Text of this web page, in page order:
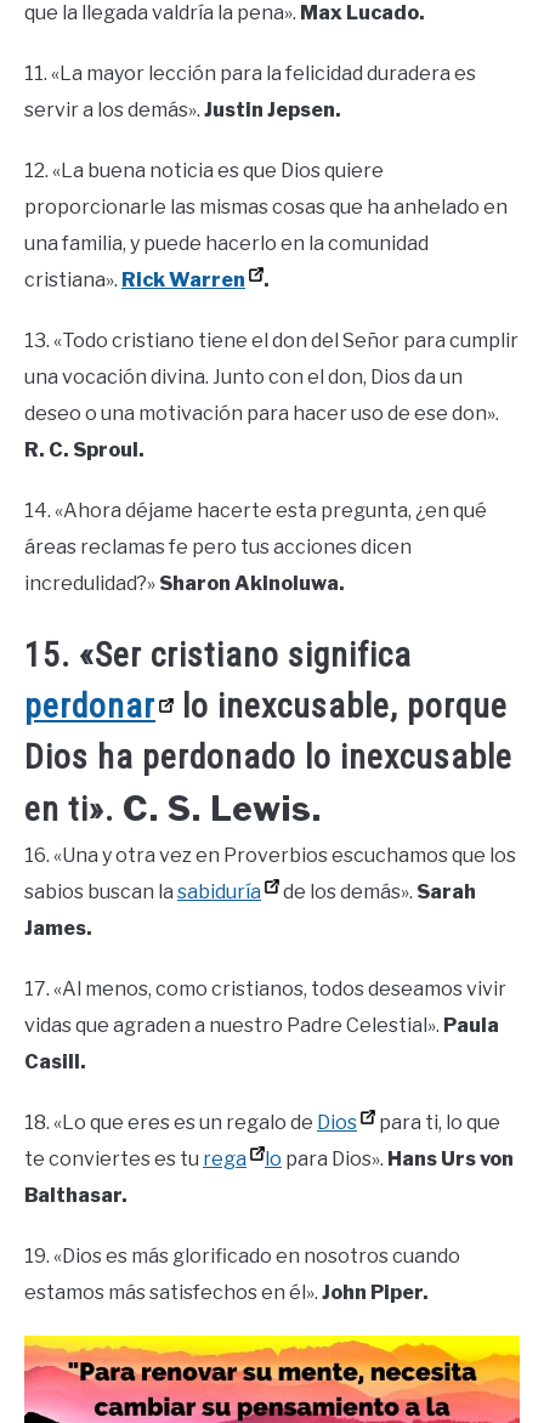
que la llegada valdría la pena». Max Lucado.
11. «La mayor lección para la felicidad duradera es
servir a los demás». Justin Jepsen.
12. «La buena noticia es que Dios quiere
proporcionarle las mismas cosas que ha anhelado en
una familia, y puede hacerlo en la comunidad
cristiana». Rick Warren .
13. «Todo cristiano tiene el don del Señor para cumplir
una vocación divina. Junto con el don, Dios da un
deseo o una motivación para hacer uso de ese don».
R. C. Sproul.
14. «Ahora déjame hacerte esta pregunta, ¿en qué
áreas reclamas fe pero tus acciones dicen
incredulidad?» Sharon Akinoluwa.
15. «Ser cristiano significa
perdonar
lo inexcusable, porque
Dios ha perdonado lo inexcusable
en ti». C. S. Lewis.
16. «Una y otra vez en Proverbios escuchamos que los
sabios buscan la sabiduría de los demás». Sarah
James.
17. «Al menos, como cristianos, todos deseamos vivir
vidas que agraden a nuestro Padre Celestial». Paula
Casill.
18. «Lo que eres es un regalo de Dios
para ti, lo que
te conviertes es tu rega lo para Dios». Hans Urs von
Balthasar.
19. «Dios es más glorificado en nosotros cuando
estamos más satisfechos en él». John Piper.